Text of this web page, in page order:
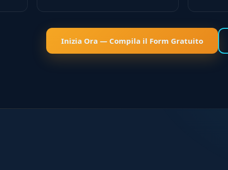
Inizia Ora — Compila il Form Gratuito